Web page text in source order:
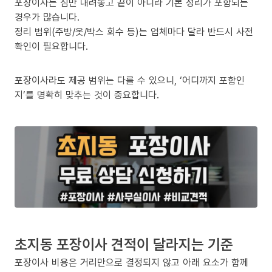
경우가 많습니다.
정리 범위(주방/옷/박스 회수 등)는 업체마다 달라 반드시 사전
확인이 필요합니다.
포장이사라도 제공 범위는 다를 수 있으니, ‘어디까지 포함인
지’를 명확히 맞추는 것이 중요합니다.
초지동 포장이사 견적이 달라지는 기준
포장이사 비용은 거리만으로 결정되지 않고 아래 요소가 함께